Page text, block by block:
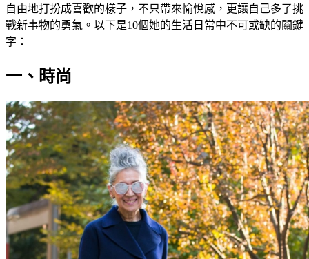
自由地打扮成喜歡的樣子，不只帶來愉悅感，更讓自己多了挑
戰新事物的勇氣。以下是10個她的生活日常中不可或缺的關鍵
字：
一、時尚